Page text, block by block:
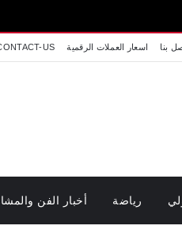
بنا اسعار العملات الرقمية US
رياضة أخبار الفن